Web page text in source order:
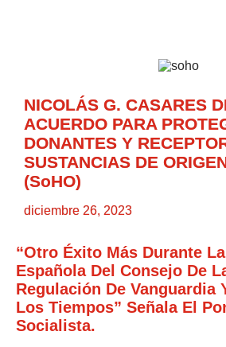
NICOLÁS G. CASARES
ACUERDO PARA
DONANTES Y
SUSTANCIAS DE
(SoHO)
diciembre 26, 2023
“Otro Éxito Más Durante
Española Del Consejo De
Regulación De Vanguardia
Los Tiempos” Señala El
Socialista.